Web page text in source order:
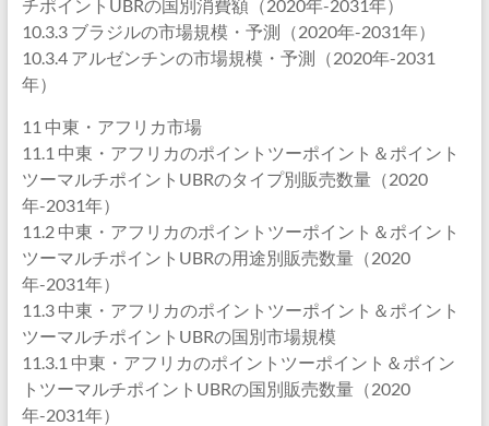
チポイントUBRの国別消費額（2020年-2031年）
10.3.3 ブラジルの市場規模・予測（2020年-2031年）
10.3.4 アルゼンチンの市場規模・予測（2020年-2031
年）
11 中東・アフリカ市場
11.1 中東・アフリカのポイントツーポイント＆ポイント
ツーマルチポイントUBRのタイプ別販売数量（2020
年-2031年）
11.2 中東・アフリカのポイントツーポイント＆ポイント
ツーマルチポイントUBRの用途別販売数量（2020
年-2031年）
11.3 中東・アフリカのポイントツーポイント＆ポイント
ツーマルチポイントUBRの国別市場規模
11.3.1 中東・アフリカのポイントツーポイント＆ポイン
トツーマルチポイントUBRの国別販売数量（2020
年-2031年）